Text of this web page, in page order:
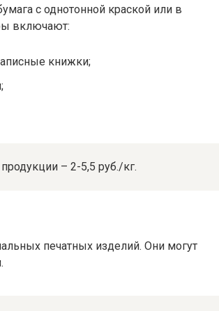
с однотонной краской или в
включают:
книжки;
– 2-5,5 руб./кг.
печатных изделий. Они могут